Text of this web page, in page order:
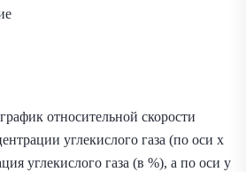
относительной скорости
углекислого газа (по оси х
углекислого газа (в %), а по оси у